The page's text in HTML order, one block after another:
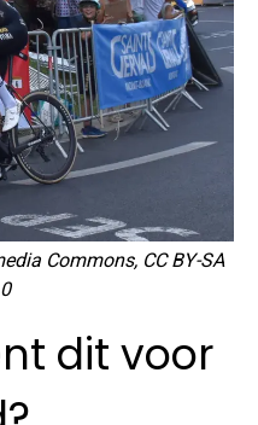
Commons, CC BY-SA
dit voor